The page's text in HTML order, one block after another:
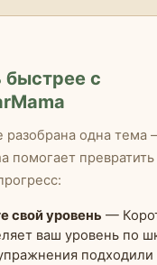
быстрее с
разобрана одна тема
помогает
свой уровень —
ваш уровень по